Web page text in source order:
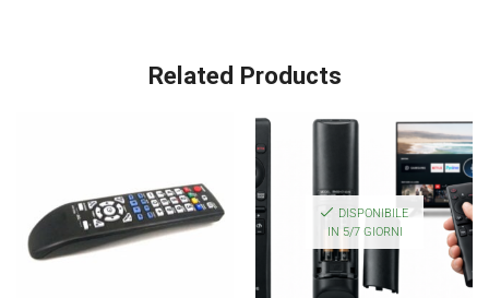
Related Products
DISPONIBILE
IN 5/7 GIORNI